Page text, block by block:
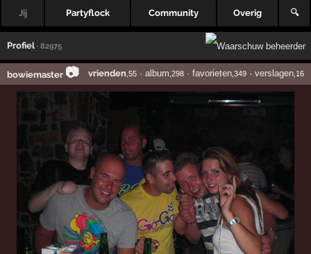
Jij Partyflock Community Overig 🔍
Profiel · 82975
bowiemaster 📷 vrienden ,55· album ,298· favorieten,349· verslagen,16